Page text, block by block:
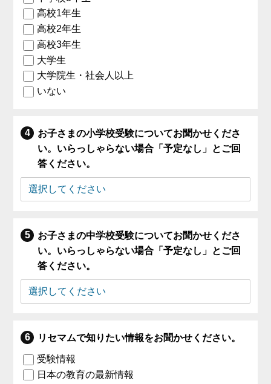
高校1年生
高校2年生
高校3年生
大学生
大学院生・社会人以上
いない
お子さまの小学校受験についてお聞かせくださ
い。いらっしゃらない場合「予定なし」とご回
答ください。
お子さまの中学校受験についてお聞かせくださ
い。いらっしゃらない場合「予定なし」とご回
答ください。
リセマムで知りたい情報をお聞かせください。
受験情報
日本の教育の最新情報